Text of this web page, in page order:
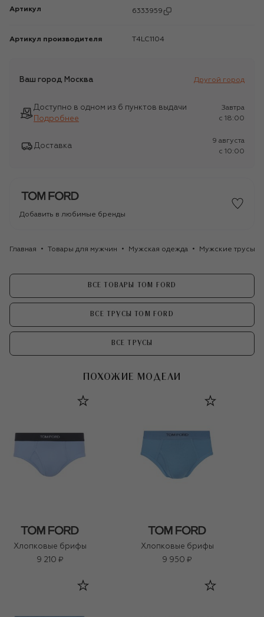
Артикул 6333959
Артикул производителя T4LC1104
Ваш город Москва Другой город
Доступно в одном из 6 пунктов выдачи
Подробнее
Завтра
c 18:00
Доставка
9 августа
c 10:00
Добавить в любимые бренды
Главная Товары для мужчин Мужская одежда Мужские трусы
ВСЕ ТОВАРЫ TOM FORD
ВСЕ ТРУСЫ TOM FORD
ВСЕ ТРУСЫ
ПОХОЖИЕ МОДЕЛИ
Хлопковые брифы
9 210 ₽
Хлопковые брифы
9 950 ₽